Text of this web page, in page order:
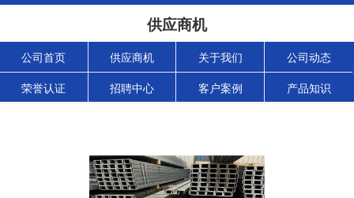
供应商机
公司首页 供应商机 关于我们 公司动态
荣誉认证 招聘中心 客户案例 产品知识